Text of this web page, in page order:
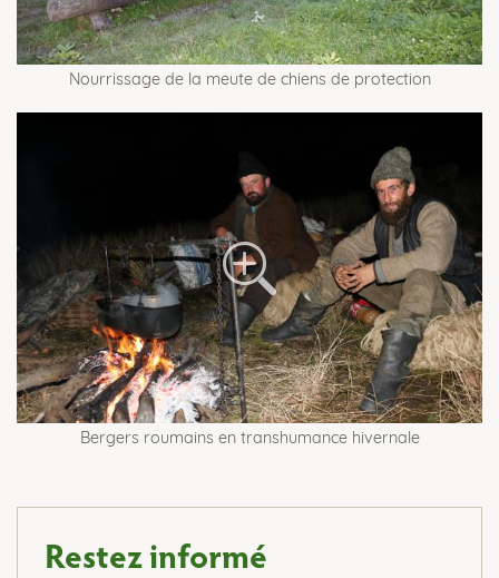
Nourrissage de la meute de chiens de protection
Bergers roumains en transhumance hivernale
Restez informé